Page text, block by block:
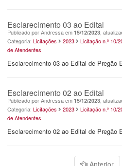
Esclarecimento 03 ao Edital
Publicado por Andressa em 15/12/2023 ,
Categoria: Licitações 2023
Licitação n.º 10/
de Atendentes
Esclarecimento 03 ao Edital de Pregão
Esclarecimento 02 ao Edital
Publicado por Andressa em 15/12/2023 ,
Categoria: Licitações 2023
Licitação n.º 10/
de Atendentes
Esclarecimento 02 ao Edital de Pregão
Anterior